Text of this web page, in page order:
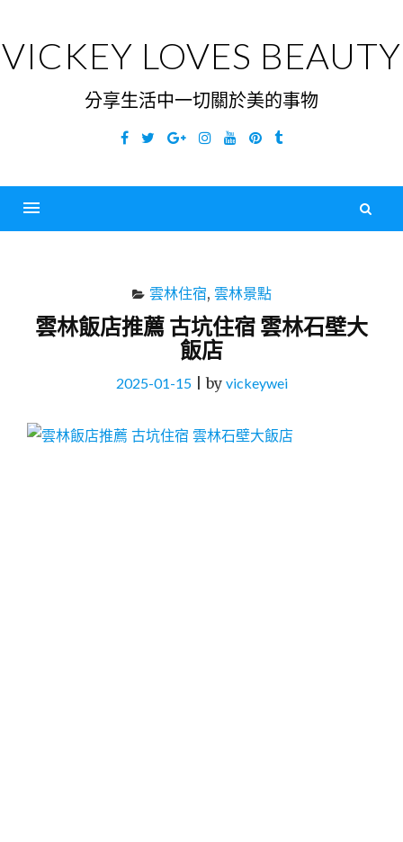
content
VICKEY LOVES BEAUTY
分享生活中一切關於美的事物
Facebook
TwitterGoogleInstagramYouTubePinterest
Tumblr
雲林住宿, 雲林景點
雲林飯店推薦 古坑住宿 雲林石壁大
飯店
2025-01-15|by vickeywei